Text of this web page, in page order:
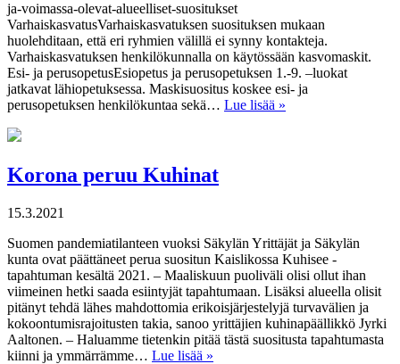
ja-voimassa-olevat-alueelliset-suositukset
VarhaiskasvatusVarhaiskasvatuksen suosituksen mukaan
huolehditaan, että eri ryhmien välillä ei synny kontakteja.
Varhaiskasvatuksen henkilökunnalla on käytössään kasvomaskit.
Esi- ja perusopetusEsiopetus ja perusopetuksen 1.-9. –luokat
jatkavat lähiopetuksessa. Maskisuositus koskee esi- ja
perusopetuksen henkilökuntaa sekä… Lue lisää »
Korona peruu Kuhinat
15.3.2021
Suomen pandemiatilanteen vuoksi Säkylän Yrittäjät ja Säkylän
kunta ovat päättäneet perua suositun Kaislikossa Kuhisee -
tapahtuman kesältä 2021. – Maaliskuun puoliväli olisi ollut ihan
viimeinen hetki saada esiintyjät tapahtumaan. Lisäksi alueella olisit
pitänyt tehdä lähes mahdottomia erikoisjärjestelyjä turvavälien ja
kokoontumisrajoitusten takia, sanoo yrittäjien kuhinapäällikkö Jyrki
Aaltonen. – Haluamme tietenkin pitää tästä suositusta tapahtumasta
kiinni ja ymmärrämme… Lue lisää »